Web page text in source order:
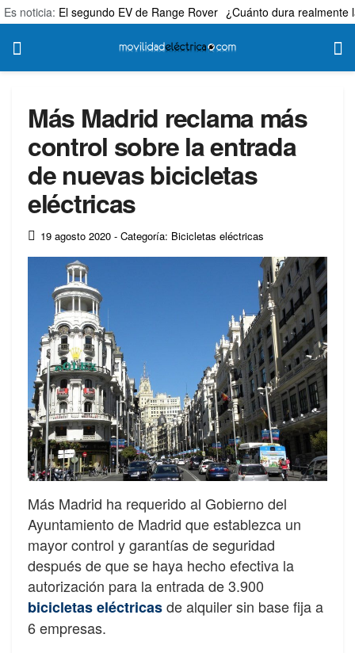
Es noticia: El segundo EV de Range Rover ¿Cuánto dura realmente
Más Madrid reclama más
control sobre la entrada
de nuevas bicicletas
eléctricas
19 agosto 2020 - Categoría: Bicicletas eléctricas
Más Madrid ha requerido al Gobierno del
Ayuntamiento de Madrid que establezca un
mayor control y garantías de seguridad
después de que se haya hecho efectiva la
autorización para la entrada de 3.900
bicicletas eléctricasde alquiler sin base fija a
6 empresas.